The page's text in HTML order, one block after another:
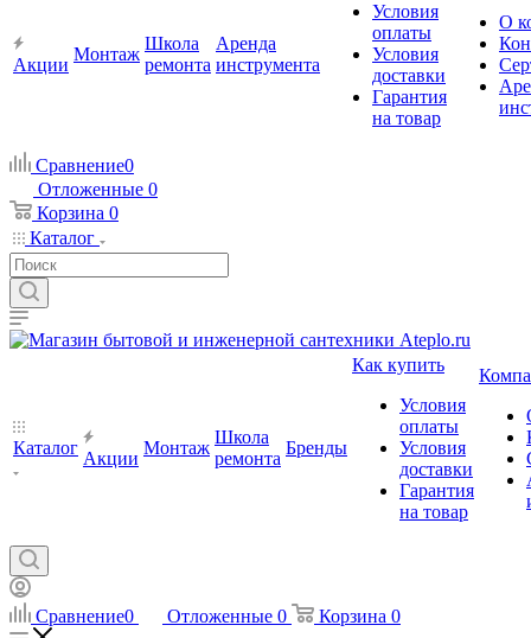
Акции
Монтаж
Школа
ремонта
Аренда
инструмента
Условия
оплаты
Условия
доставки
Гарантия
на товар
О
Сравнение0
Отложенные 0
Корзина 0
Каталог
Каталог
Акции
Монтаж
Школа
ремонта
Бренды
Как купить
Условия
оплаты
Условия
доставки
Гарантия
на товар
Сравнение0 Отложенные 0 Корзина 0